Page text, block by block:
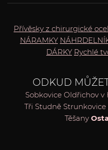
Přívěsky z chirurgické
NÁRAMKY
DÁRKY Rychlé
ODKUD
Sobkovice Oldřichov v
Tři Studně
Těšany